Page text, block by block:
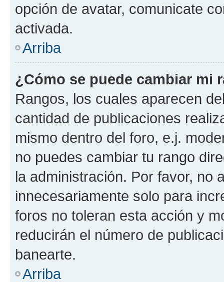
opción de avatar, comunicate
activada.
Arriba
¿Cómo se puede cambiar mi
Rangos, los cuales aparecen
cantidad de publicaciones
mismo dentro del foro, e.j.
no puedes cambiar tu rango
la administración. Por favor, no
innecesariamente solo para
foros no toleran esta acción y
reducirán el número de
banearte.
Arriba